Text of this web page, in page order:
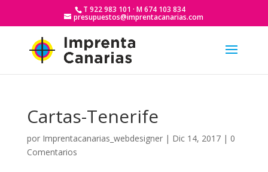
T 922 983 101 · M 674 103 834
presupuestos@imprentacanarias.com
Cartas-Tenerife
por Imprentacanarias_webdesigner| Dic 14, 2017| 0
Comentarios